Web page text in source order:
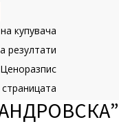
купувача
резултати
Ценоразпис